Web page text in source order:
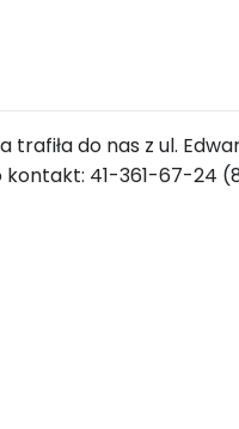
trafiła do nas z ul.
kontakt: 41-361-67-24